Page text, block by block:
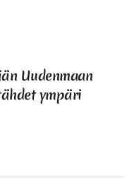
Uudenmaan
ympäri